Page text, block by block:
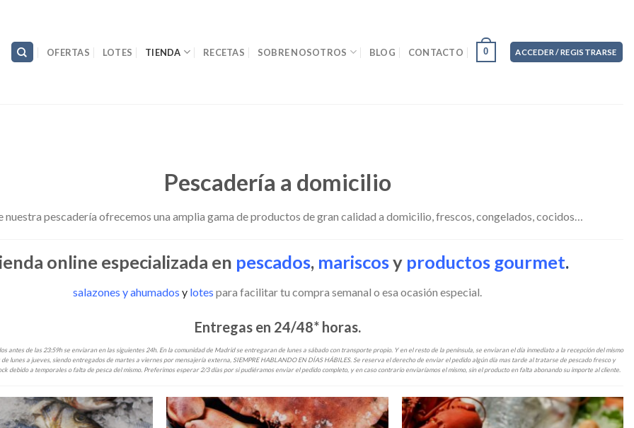
OFERTAS LOTES TIENDA RECETAS SOBRE NOSOTROS BLOG CONTACTO 0 ACCEDER / REGISTRARSE
Pescadería a domicilio
nuestra pescadería ofrecemos una amplia gama de productos de gran calidad a domicilio, frescos, congelados, cocidos…
online especializada en pescados, mariscosy productos gourmet.
salazones y ahumados y lotes para facilitar tu compra semanal o esa ocasión especial.
Entregas en 24/48* horas.
antes de las 23:59h se enviaran en las siguientes 24h. En la comunidad de Madrid se entregaran de lunes a sábado con transporte propio. Y en el resto de la península, se enviaran el día inmediato a la recepción del mismo
de lunes a jueves, siendo entregados de martes a viernes por mensajería externa, SIEMPRE HABLANDO EN DÍAS HÁBILES. Se reserva el derecho de enviar el pedido algún día mas tarde al tratarse de pescado fresco y
debido a temporales o falta de pesca del mismo. Preferimos esperar 2/3 días por si pudiéramos enviar el pedido completo, y en caso contrario enviaríamos el mismo, sin el producto en falta abonando su importe al cliente.